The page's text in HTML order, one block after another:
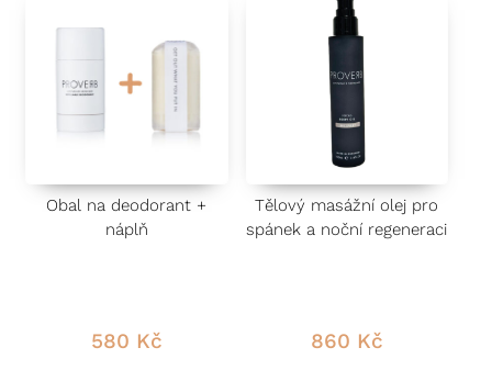
Obal na deodorant +
náplň
580 Kč
Tělový masážní olej pro
spánek a noční regeneraci
860 Kč